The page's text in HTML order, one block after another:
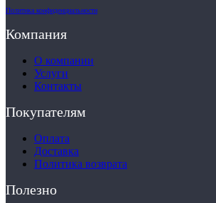
Политика конфиденциальности
Компания
О компании
Услуги
Контакты
Покупателям
Оплата
Доставка
Политика возврата
Полезно